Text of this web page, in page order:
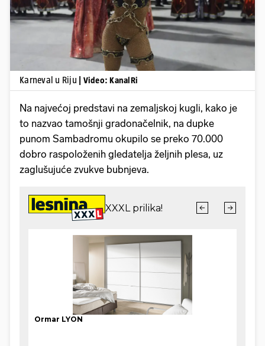
Karneval u Riju | Video: KanalRi
Na najvećoj predstavi na zemaljskoj kugli, kako je
to nazvao tamošnji gradonačelnik, na dupke
punom Sambadromu okupilo se preko 70.000
dobro raspoloženih gledatelja željnih plesa, uz
zaglušujuće zvukve bubnjeva.